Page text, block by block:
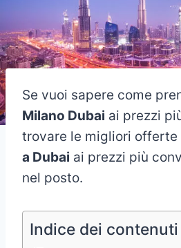
Se vuoi sapere come
Milano Dubai ai prezzi
trovare le migliori offerte
a Dubai ai prezzi più
nel posto.
Indice dei contenuti